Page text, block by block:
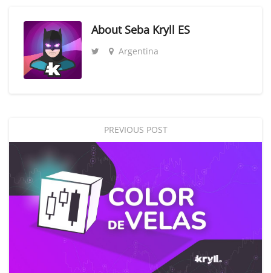
About Seba Kryll ES
Argentina
PREVIOUS POST